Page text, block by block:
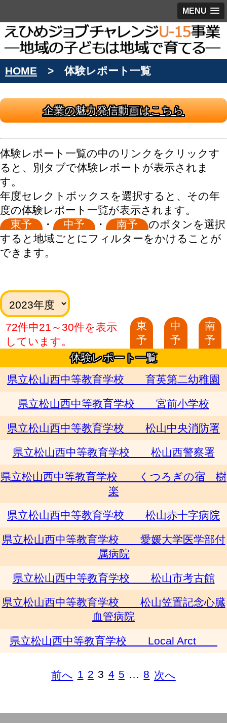
MENU
HOME 体験レポート一覧
企業の魅力発信動画はこちら
体験レポート一覧の中のリンクをクリックす
ると、別タブで体験レポートが表示されま
す。
年度セレクトボックスを選択すると、その年
度の体験レポート一覧が表示されます。
東予
・ 中予 ・ 南予
のボタンを選択
すると地域ごとにフィルターをかけることが
できます。
72件中21～30件を表示
しています。
東
予
中
予
南
予
体験レポート一覧
県立松山西中等教育学校 育英第二幼稚園
県立松山西中等教育学校 宮前小学校
県立松山西中等教育学校 松山中央消防署
県立松山西中等教育学校 松山西警察署
県立松山西中等教育学校 くつろぎの宿 樹
楽
県立松山西中等教育学校 松山赤十字病院
県立松山西中等教育学校 愛媛大学医学部付
属病院
県立松山西中等教育学校 松山市考古館
県立松山西中等教育学校 松山笠置記念心臓
血管病院
県立松山西中等教育学校 Local Arct
前へ 1 2 3 4 5 8 次へ